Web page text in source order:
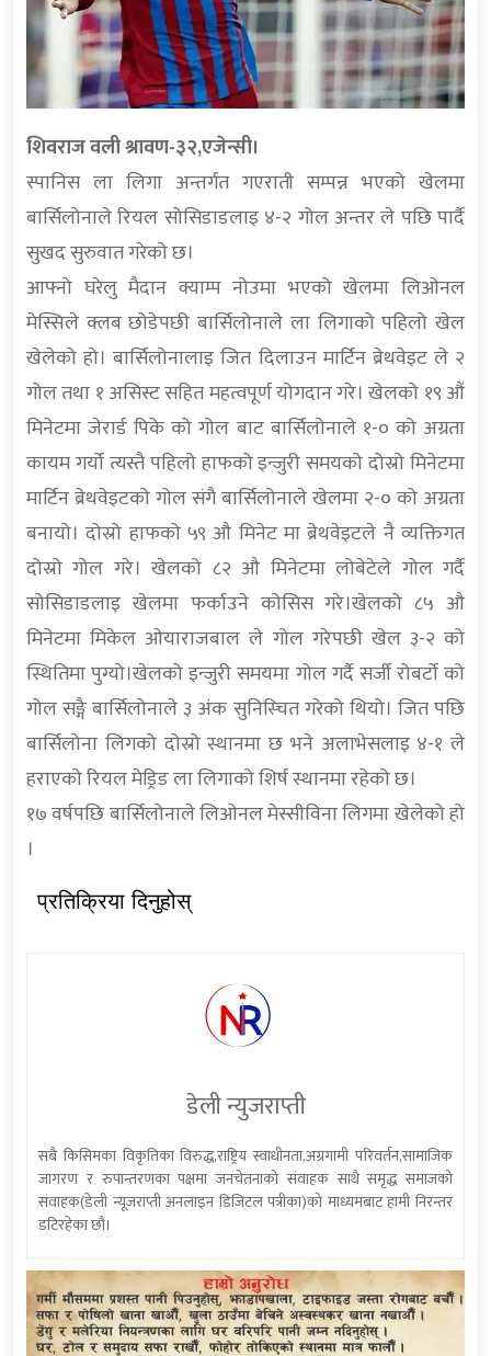
शिवराज वली श्रावण-३२,एजेन्सी।
स्पानिस ला लिगा अन्तर्गत गएराती सम्पन्न भएको खेलमा
बार्सिलोनाले रियल सोसिडाडलाइ ४-२ गोल अन्तर ले पछि पार्दै
सुखद सुरुवात गरेको छ।
आफ्नो घरेलु मैदान क्याम्प नोउमा भएको खेलमा लिओनल
मेस्सिले क्लब छोडेपछी बार्सिलोनाले ला लिगाको पहिलो खेल
खेलेको हो। बार्सिलोनालाइ जित दिलाउन मार्टिन ब्रेथवेइट ले २
गोल तथा १ असिस्ट सहित महत्वपूर्ण योगदान गरे। खेलको १९ औं
मिनेटमा जेरार्ड पिके को गोल बाट बार्सिलोनाले १-० को अग्रता
कायम गर्यो त्यस्तै पहिलो हाफको इन्जुरी समयको दोस्रो मिनेटमा
मार्टिन ब्रेथवेइटको गोल संगै बार्सिलोनाले खेलमा २-० को अग्रता
बनायो। दोस्रो हाफको ५९ औ मिनेट मा ब्रेथवेइटले नै व्यक्तिगत
दोस्रो गोल गरे। खेलको ८२ औ मिनेटमा लोबेटेले गोल गर्दै
सोसिडाडलाइ खेलमा फर्काउने कोसिस गरे।खेलको ८५ औ
मिनेटमा मिकेल ओयाराजबाल ले गोल गरेपछी खेल ३-२ को
स्थितिमा पुग्यो।खेलको इन्जुरी समयमा गोल गर्दै सर्जी रोबर्टो को
गोल सङ्गै बार्सिलोनाले ३ अंक सुनिस्चित गरेको थियो। जित पछि
बार्सिलोना लिगको दोस्रो स्थानमा छ भने अलाभेसलाइ ४-१ ले
हराएको रियल मेड्रिड ला लिगाको शिर्ष स्थानमा रहेको छ।
१७ वर्षपछि बार्सिलोनाले लिओनल मेस्सीविना लिगमा खेलेको हो
।
प्रतिक्रिया दिनुहोस्
डेली न्युजराप्ती
सबै किसिमका विकृतिका विरुद्ध,राष्ट्रिय स्वाधीनता,अग्रगामी परिवर्तन,सामाजिक
जागरण र रुपान्तरणका पक्षमा जनचेतनाको संवाहक साथै समृद्ध समाजको
संवाहक(डेली न्यूजराप्ती अनलाइन डिजिटल पत्रीका)को माध्यमबाट हामी निरन्तर
डटिरहेका छौं।